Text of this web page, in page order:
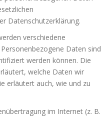
Datenschutzerklärung.
verschiedene
Daten sind
werden können. Die
welche Daten wir
erläutert auch, wie und zu
im Internet (z. B.